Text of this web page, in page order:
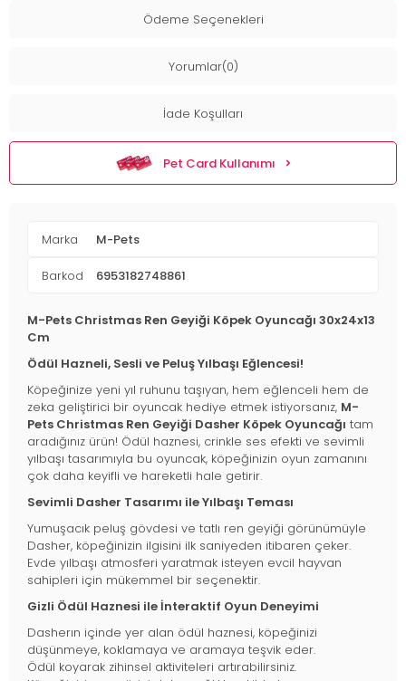
Ödeme Seçenekleri
Yorumlar(0)
İade Koşulları
Pet Card Kullanımı
Marka M-Pets
Barkod 6953182748861
M-Pets Christmas Ren Geyiği Köpek Oyuncağı 30x24x13
Cm
Ödül Hazneli, Sesli ve Peluş Yılbaşı Eğlencesi!
Köpeğinize yeni yıl ruhunu taşıyan, hem eğlenceli hem de
zeka geliştirici bir oyuncak hediye etmek istiyorsanız, M-
Pets Christmas Ren Geyiği Dasher Köpek Oyuncağı tam
aradığınız ürün! Ödül haznesi, crinkle ses efekti ve sevimli
yılbaşı tasarımıyla bu oyuncak, köpeğinizin oyun zamanını
çok daha keyifli ve hareketli hale getirir.
Sevimli Dasher Tasarımı ile Yılbaşı Teması
Yumuşacık peluş gövdesi ve tatlı ren geyiği görünümüyle
Dasher, köpeğinizin ilgisini ilk saniyeden itibaren çeker.
Evde yılbaşı atmosferi yaratmak isteyen evcil hayvan
sahipleri için mükemmel bir seçenektir.
Gizli Ödül Haznesi ile İnteraktif Oyun Deneyimi
Dasherın içinde yer alan ödül haznesi, köpeğinizi
düşünmeye, koklamaya ve aramaya teşvik eder.
Ödül koyarak zihinsel aktiviteleri artırabilirsiniz.